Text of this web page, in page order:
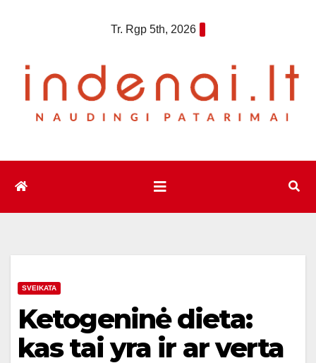
Tr. Rgp 5th, 2026
SVEIKATA
Ketogeninė dieta:
kas tai yra ir ar verta